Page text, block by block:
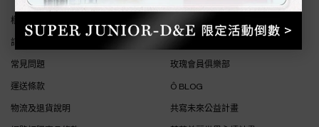
櫃點查詢
訂單狀態
常見問題
運送條款
物流及退貨說明
玫瑰會員俱樂部
Ô BLOG
共寫未來公益計畫